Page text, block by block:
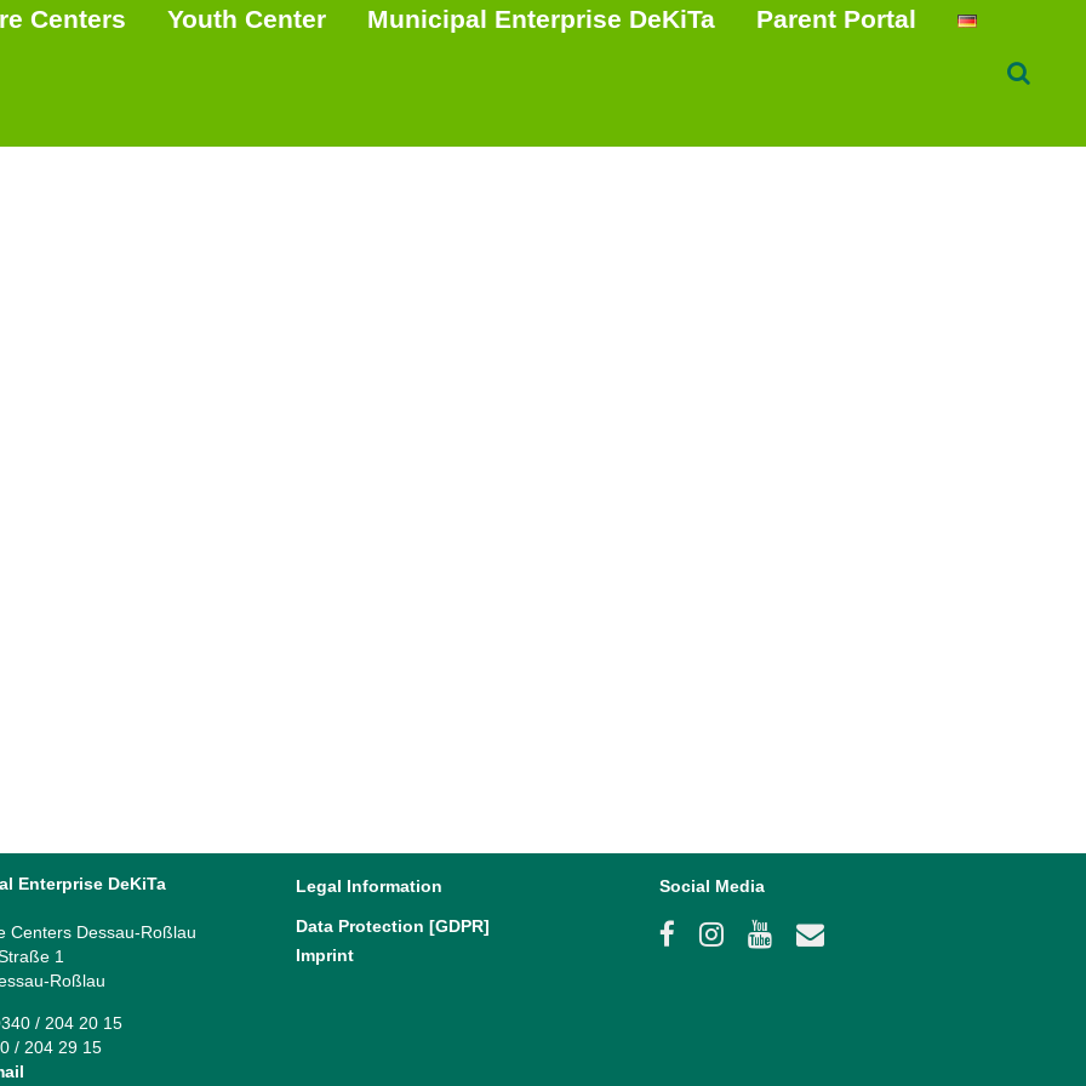
Centers Youth Center Municipal Enterprise DeKiTa Parent Portal
Enterprise DeKiTa
Centers Dessau-Roßlau
1
Roßlau
/ 204 20 15
/ 204 29 15
Legal Information
Data Protection [GDPR]
Imprint
Social Media